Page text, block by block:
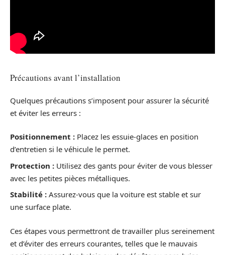
Précautions avant l’installation
Quelques précautions s’imposent pour assurer la sécurité
et éviter les erreurs :
Positionnement : Placez les essuie-glaces en position
d’entretien si le véhicule le permet.
Protection : Utilisez des gants pour éviter de vous blesser
avec les petites pièces métalliques.
Stabilité : Assurez-vous que la voiture est stable et sur
une surface plate.
Ces étapes vous permettront de travailler plus sereinement
et d’éviter des erreurs courantes, telles que le mauvais